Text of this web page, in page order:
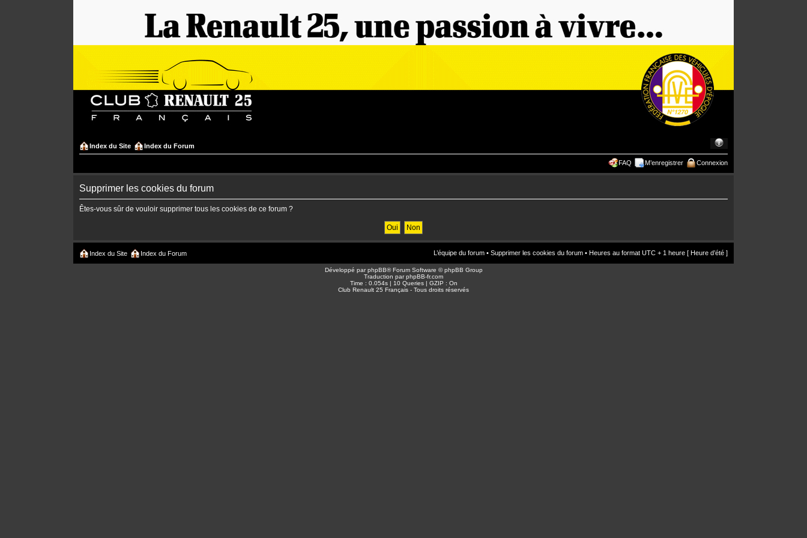
Index du Site Index du Forum
FAQ M’enregistrer Connexion
Supprimer les cookies du forum
Êtes-vous sûr de vouloir supprimer tous les cookies de ce forum ?
Index du Site Index du Forum L’équipe du forum • Supprimer les cookies du forum • Heures au format UTC + 1 heure [ Heure d’été ]
Développé parphpBB® Forum Software © phpBB Group
Traduction parphpBB-fr.com
Time : 0.054s | 10 Queries | GZIP : On
Club Renault 25 Français - Tous droits réservés